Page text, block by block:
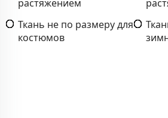
растяжением
Ткань не по размеру для
костюмов